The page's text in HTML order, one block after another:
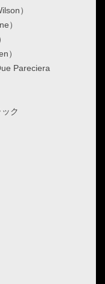
）
）
）
Pareciera
ク